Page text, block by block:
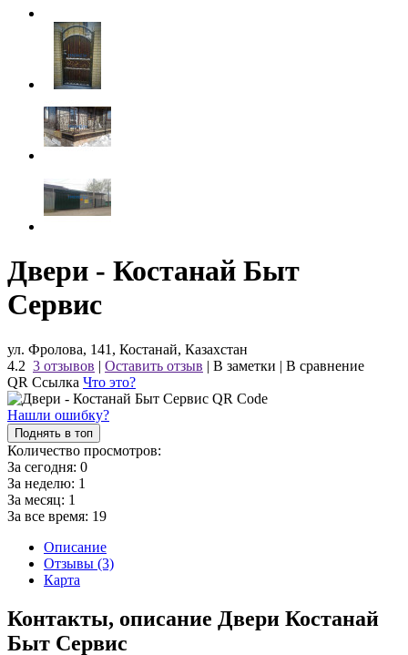
Двери - Костанай Быт
Сервис
ул. Фролова, 141, Костанай, Казахстан
4.2 3 отзывов | Оставить отзыв | В заметки | В сравнение
QR Ссылка Что это?
Нашли ошибку?
Поднять в топ
Количество просмотров:
За сегодня: 0
За неделю: 1
За месяц: 1
За все время: 19
Описание
Отзывы (3)
Карта
Контакты, описание Двери Костанай
Быт Сервис